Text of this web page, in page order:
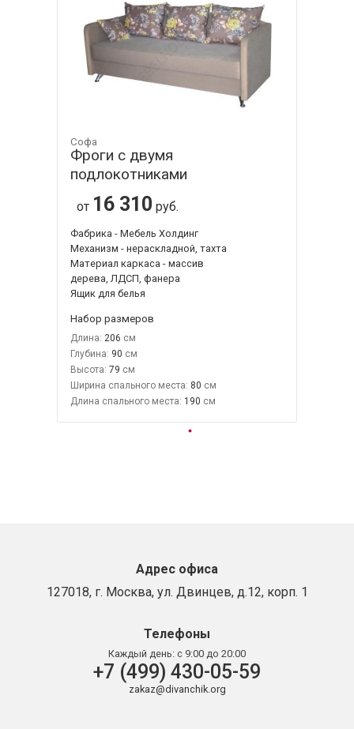
Софа
Фроги с двумя
подлокотниками
от 16 310 руб.
Фабрика - Мебель Холдинг
Механизм - нераскладной, тахта
Материал каркаса - массив
дерева, ЛДСП, фанера
Ящик для белья
Набор размеров
Длина: 206
Глубина: 90
Высота: 79
Ширина спального места: 80
Длина спального места: 190
Адрес офиса
127018, г. Москва, ул. Двинцев, д.12, корп. 1
Телефоны
Каждый день: с 9:00 до 20:00
+7 (499) 430-05-59
zakaz@divanchik.org